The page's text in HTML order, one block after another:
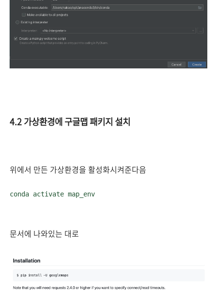
4.2 가상환경에 구글맵 패키지 설치
위에서 만든 가상환경을 활성화시켜준다음
conda activate map_env
문서에 나와있는 대로